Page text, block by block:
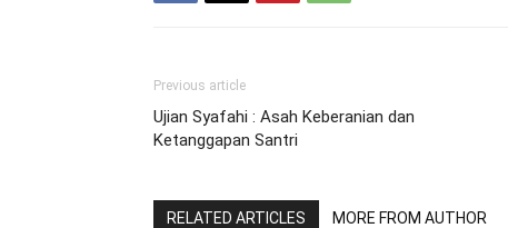
Previous article
Ujian Syafahi : Asah Keberanian dan
Ketanggapan Santri
RELATED ARTICLES MORE FROM AUTHOR